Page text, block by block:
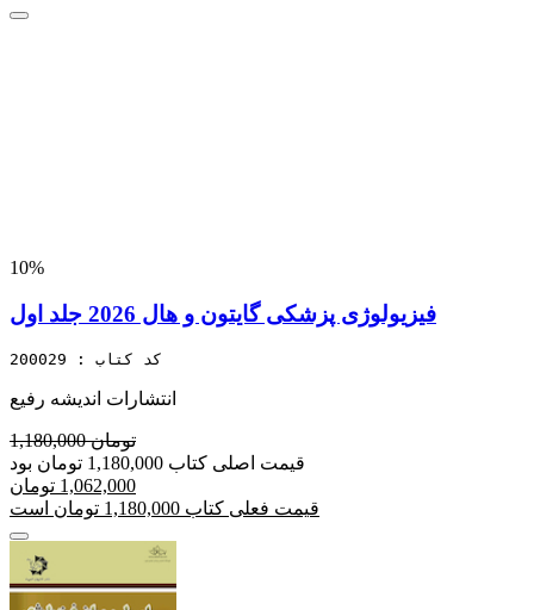
10%
فیزیولوژی پزشکی گایتون و هال 2026 جلد اول
کد کتاب : 200029
انتشارات اندیشه رفیع
1,180,000 تومان
قیمت اصلی کتاب 1,180,000 تومان بود
1,062,000 تومان
قیمت فعلی کتاب 1,180,000 تومان است